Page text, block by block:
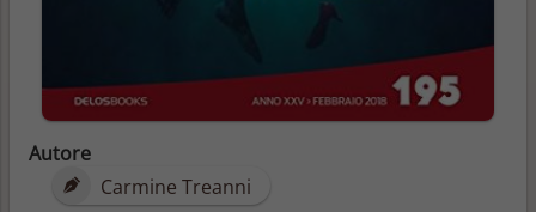
Autore
Carmine Treanni